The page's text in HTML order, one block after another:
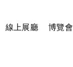
線上展廳 博覽會